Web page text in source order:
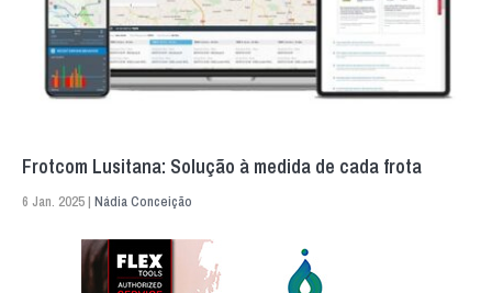
Frotcom Lusitana: Solução à medida de cada frota
6 Jan. 2025 | Nádia Conceição